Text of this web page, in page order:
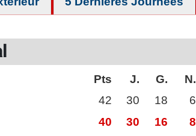
Pts J. G. N.
42 30 18 6
40 30 16 8